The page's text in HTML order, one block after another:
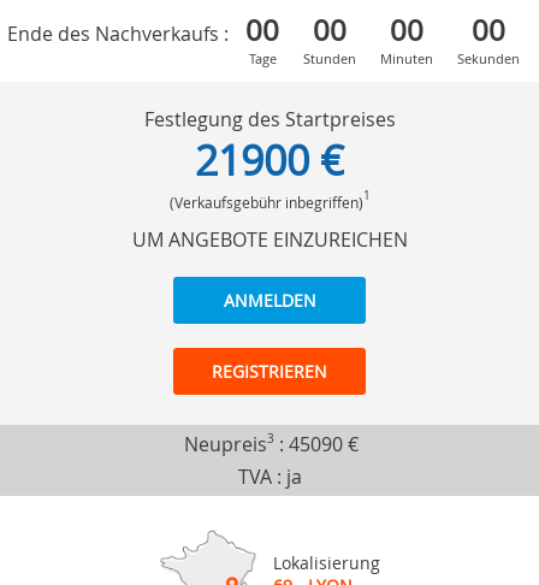
Ende des Nachverkaufs :
00
Tage
00
Stunden
00
Minuten
00
Sekunden
Festlegung des Startpreises
21900 €
(Verkaufsgebühr inbegriffen)1
UM ANGEBOTE EINZUREICHEN
ANMELDEN
REGISTRIEREN
Neupreis3 : 45090 €
TVA : ja
Lokalisierung